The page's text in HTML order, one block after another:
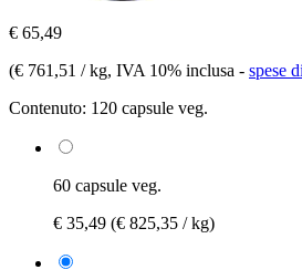
€ 65,49
(€ 761,51 / kg, IVA 10% inclusa - spese
Contenuto: 120 capsule veg.
60 capsule veg.
€ 35,49 (€ 825,35 / kg)